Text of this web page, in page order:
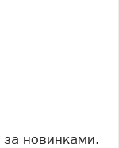
за новинками.